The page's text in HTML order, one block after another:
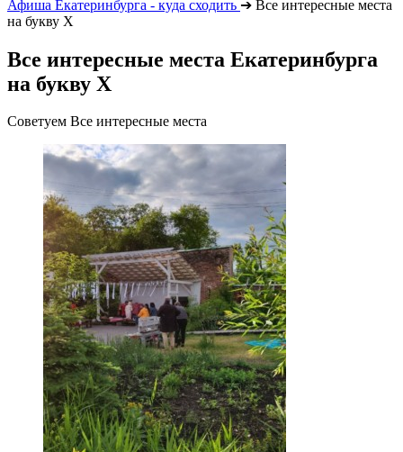
Афиша Екатеринбурга - куда сходить ➔ Все интересные места
на букву Х
Все интересные места Екатеринбурга
на букву Х
Советуем Все интересные места